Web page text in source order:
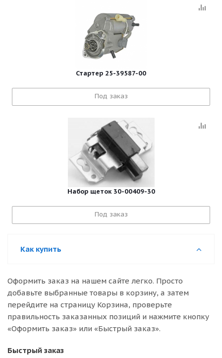
Стартер 25-39587-00
Под заказ
Набор щеток 30-00409-30
Под заказ
Как купить
Оформить заказ на нашем сайте легко. Просто
добавьте выбранные товары в корзину, а затем
перейдите на страницу Корзина, проверьте
правильность заказанных позиций и нажмите кнопку
«Оформить заказ» или «Быстрый заказ».
Быстрый заказ